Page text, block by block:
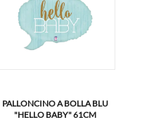
PALLONCINO A BOLLA BLU
"HELLO BABY" 61CM